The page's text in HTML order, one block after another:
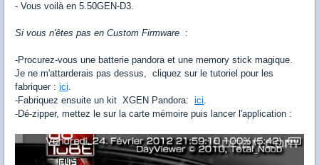
- Vous voilà en 5.50GEN-D3.
Si vous n'êtes pas en Custom Firmware :
-Procurez-vous une batterie pandora et une memory stick magique.
Je ne m'attarderais pas dessus, cliquez sur le tutoriel pour les
fabriquer : ici.
-Fabriquez ensuite un kit XGEN Pandora: ici.
-Dé-zipper, mettez le sur la carte mémoire puis lancer l'application :